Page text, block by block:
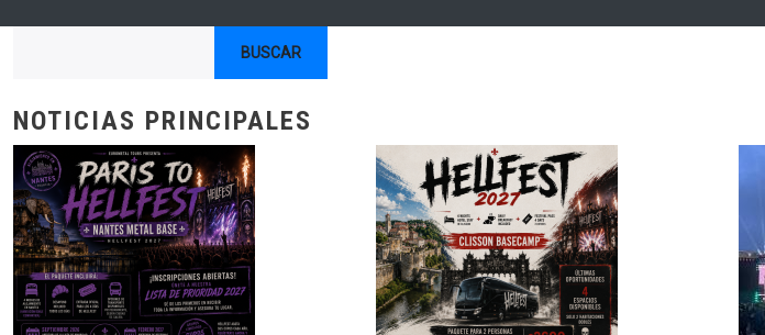
NOTICIAS PRINCIPALES